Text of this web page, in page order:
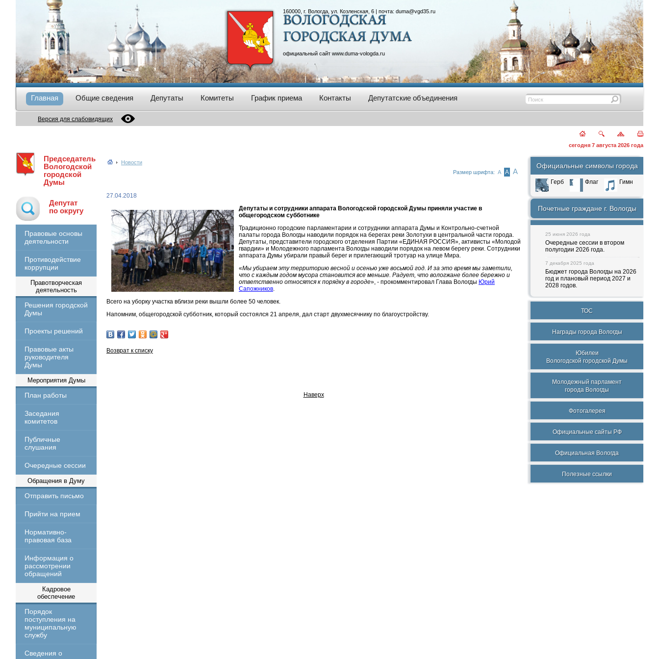
160000, г. Вологда, ул. Козленская, 6 | почта: duma@vgd35.ru
официальный сайт www.duma-vologda.ru
Главная Общие сведения Депутаты Комитеты График приема Контакты Депутатские объединения
Версия для слабовидящих
сегодня 7 августа 2026 года
Председатель
Вологодской
городской
Думы
Депутат
по округу
Правовые основы
деятельности
Противодействие
коррупции
Правотворческая
деятельность
Решения городской
Думы
Проекты решений
Правовые акты
руководителя
Думы
Мероприятия Думы
План работы
Заседания
комитетов
Публичные
слушания
Очередные сессии
Обращения в Думу
Отправить письмо
Прийти на прием
Нормативно-
правовая база
Информация о
рассмотрении
обращений
Кадровое
обеспечение
Порядок
поступления на
муниципальную
службу
Сведения о
Новости
Размер шрифта: А А А
27.04.2018
Депутаты и сотрудники аппарата Вологодской городской Думы приняли участие в
общегородском субботнике
Традиционно городские парламентарии и сотрудники аппарата Думы и Контрольно-счетной
палаты города Вологды наводили порядок на берегах реки Золотухи в центральной части города.
Депутаты, представители городского отделения Партии «ЕДИНАЯ РОССИЯ», активисты «Молодой
гвардии» и Молодежного парламента Вологды наводили порядок на левом берегу реки. Сотрудники
аппарата Думы убирали правый берег и прилегающий тротуар на улице Мира.
«Мы убираем эту территорию весной и осенью уже восьмой год. И за это время мы заметили,
что с каждым годом мусора становится все меньше. Радует, что вологжане более бережно и
ответственно относятся к порядку в городе», - прокомментировал Глава Вологды Юрий
Сапожников.
Всего на уборку участка вблизи реки вышли более 50 человек.
Напомним, общегородской субботник, который состоялся 21 апреля, дал старт двухмесячнику по благоустройству.
Возврат к списку
Наверх
Официальные символы города
Герб Флаг Гимн
Почетные граждане г. Вологды
25 июня 2026 года
Очередные сессии в втором
полугодии 2026 года.
7 декабря 2025 года
Бюджет города Вологды на 2026
год и плановый период 2027 и
2028 годов.
ТОС
Награды города Вологды
Юбилеи
Вологодской городской Думы
Молодежный парламент
города Вологды
Фотогалерея
Официальные сайты РФ
Официальная Вологда
Полезные ссылки